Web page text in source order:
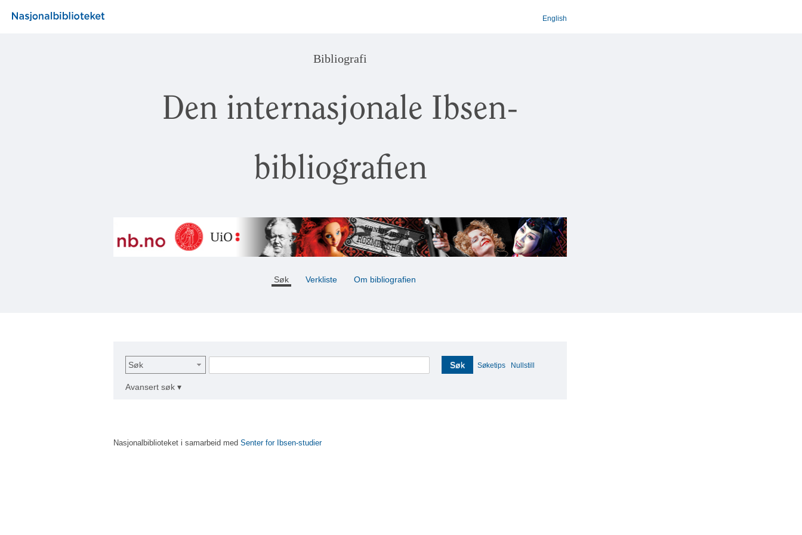
English
Bibliografi
Den internasjonale Ibsen-
bibliografien
Søk Verkliste Om bibliografien
Søk Søk Søketips Nullstill
Avansert søk ▾
Nasjonalbiblioteket i samarbeid med Senter for Ibsen-studier